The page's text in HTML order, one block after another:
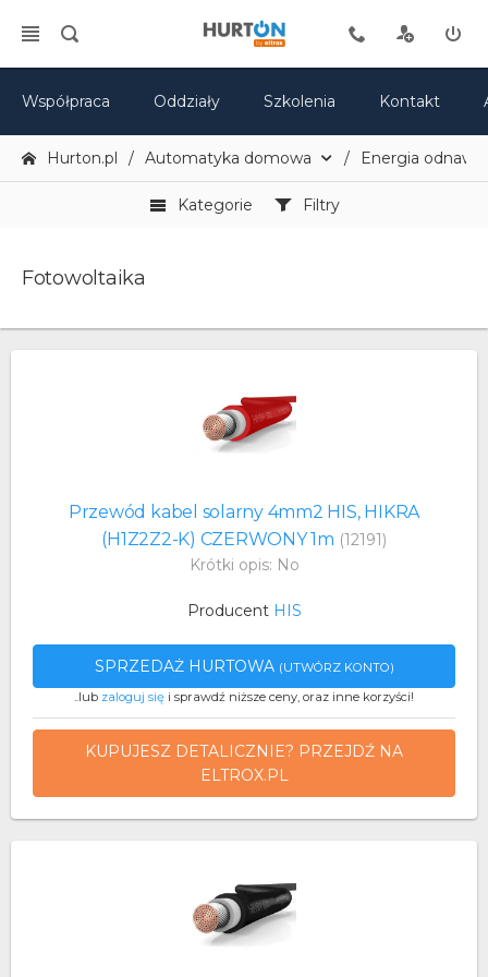
Współpraca Oddziały Szkolenia Kontakt
Hurton.pl Automatyka domowa Energia
Kategorie Filtry
Fotowoltaika
Przewód kabel solarny 4mm2 HIS, HIKRA
(H1Z2Z2-K) CZERWONY 1m (12191)
Krótki opis: No
Producent HIS
SPRZEDAŻ HURTOWA (UTWÓRZ KONTO)
..lub zaloguj się i sprawdź niższe ceny, oraz inne korzyści!
KUPUJESZ DETALICZNIE? PRZEJDŹ NA
ELTROX.PL